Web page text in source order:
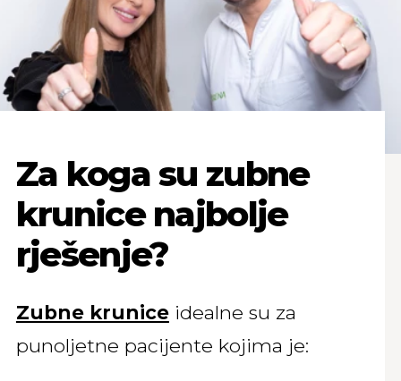
Za koga su zubne
krunice najbolje
rješenje?
Zubne kruniceidealne su za
punoljetne pacijente kojima je: